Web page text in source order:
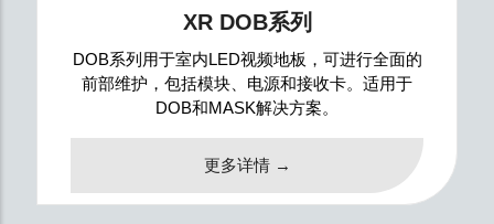
XR DOB系列
DOB系列用于室内LED视频地板，可进行全面的
前部维护，包括模块、电源和接收卡。适用于
DOB和MASK解决方案。
更多详情 →